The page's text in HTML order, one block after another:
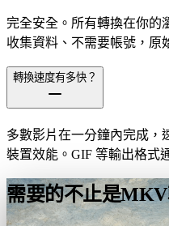
完全安全。所有轉換在你的
收集資料、不需要帳號，原
轉換速度有多快？
多數影片在一分鐘內完成，
裝置效能。GIF 等輸出格式
需要的不止是